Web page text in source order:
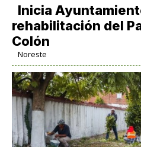
Inicia
rehabilitación del
Colón
Noreste